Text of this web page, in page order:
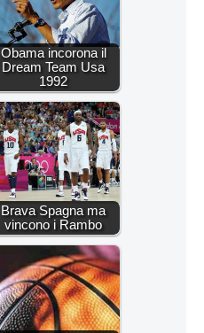
Obama incorona il
Dream Team Usa
1992
Brava Spagna ma
vincono i Rambo